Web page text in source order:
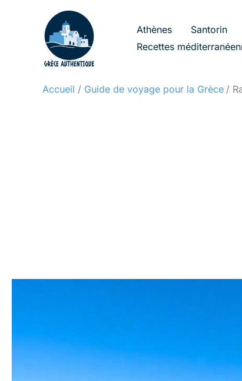
Athènes Santorin
Recettes
Accueil Guide de voyage pour la Grèce